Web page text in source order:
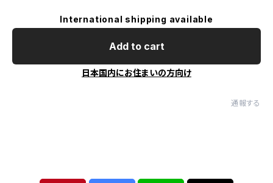
International shipping available
Add to cart
日本国内にお住まいの方向け
通報する